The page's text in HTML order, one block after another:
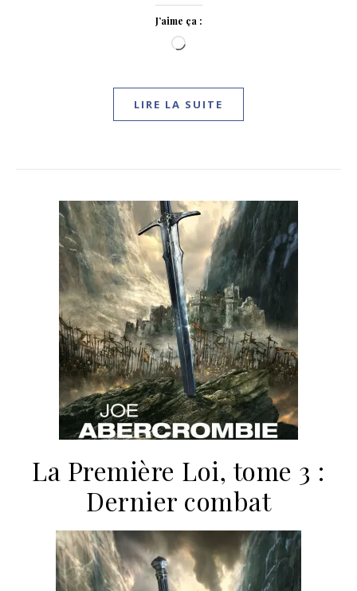
J’aime ça :
Chargement…
LIRE LA SUITE
La Première Loi, tome 3 :
Dernier combat